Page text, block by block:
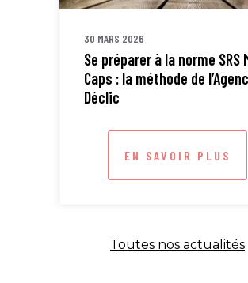
30 MARS 2026
Se préparer à la norme SRS
Caps : la méthode de
Déclic
EN SAVOIR PLUS
Toutes nos actualités